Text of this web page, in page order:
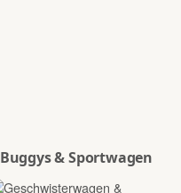
Buggys & Sportwagen